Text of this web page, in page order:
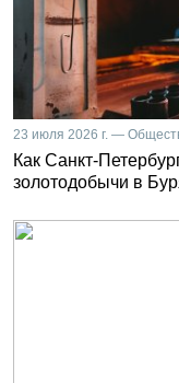
23 июля 2026 г. —
Как Санкт-
золотодобычи в